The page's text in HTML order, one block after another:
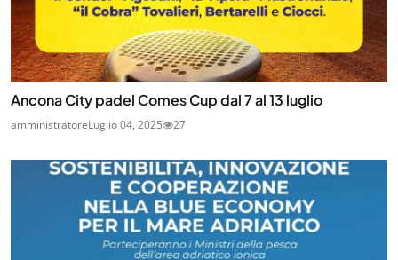
Ancona City padel Comes Cup dal 7 al 13 luglio
amministratoreLuglio 04, 2025 27